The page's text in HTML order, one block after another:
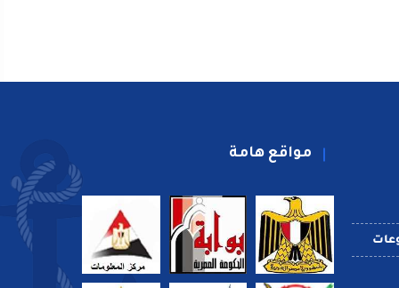
مواقع هامة